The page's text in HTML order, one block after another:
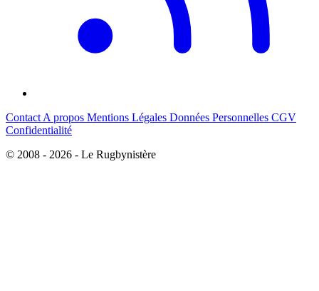
Contact A propos Mentions Légales Données Personnelles CGV
Confidentialité
© 2008 - 2026 - Le Rugbynistère